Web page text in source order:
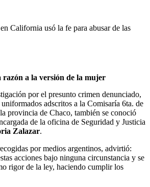
California usó la fe para abusar de las
razón a la versión de la mujer
por el presunto crimen denunciado,
adscritos a la Comisaría 6ta. de
provincia de Chaco, también se conoció
de la oficina de Seguridad y Justicia
Zalazar.
por medios argentinos, advirtió:
acciones bajo ninguna circunstancia y se
rigor de la ley, haciendo cumplir los